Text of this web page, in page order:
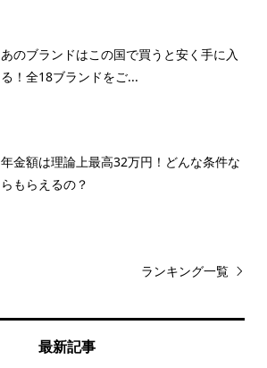
あのブランドはこの国で買うと安く手に入
る！全18ブランドをご...
年金額は理論上最高32万円！どんな条件な
らもらえるの？
ランキング一覧
最新記事